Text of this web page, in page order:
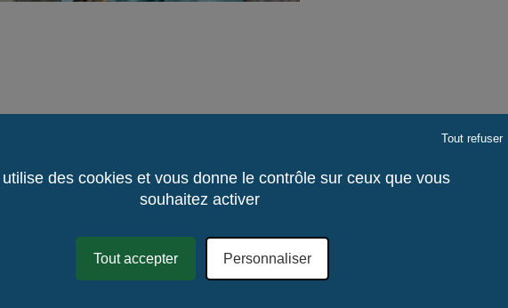
des cookies et vous donne le contrôle sur ceux que vous
souhaitez activer
Tout accepter
Tout refuser
Personnaliser